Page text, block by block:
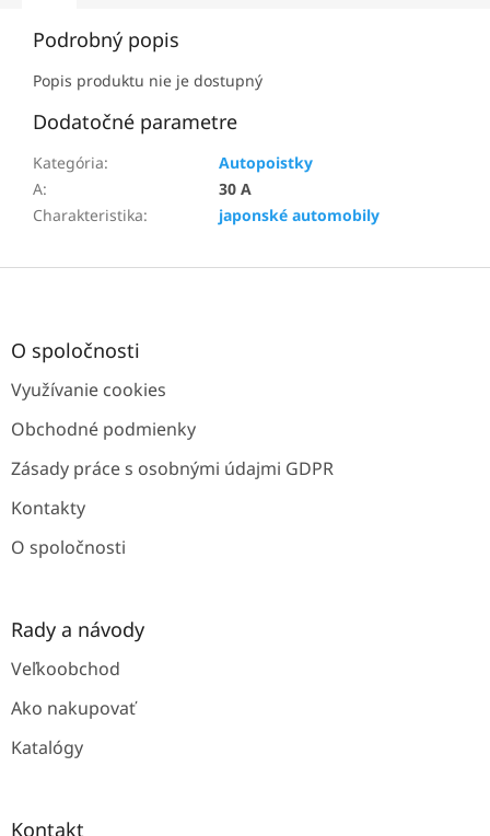
Podrobný popis
Popis produktu nie je dostupný
Dodatočné parametre
Kategória:
Autopoistky
A:
30 A
Charakteristika: japonské automobily
Z
O spoločnosti
Využívanie cookies
Obchodné podmienky
Zásady práce s osobnými údajmi GDPR
Kontakty
O spoločnosti
Rady a návody
Veľkoobchod
Ako nakupovať
Katalógy
Kontakt